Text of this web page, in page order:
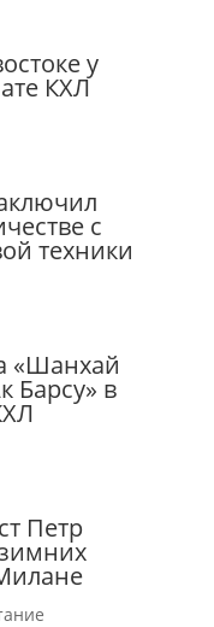
у
КХЛ
с
техники
«Шанхай
Барсу» в
Петр